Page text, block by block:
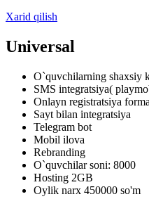
Xarid qilish
Universal
O`quvchilarning shaxsiy
SMS integratsiya(
Onlayn registratsiya
Sayt bilan integratsiya
Telegram bot
Mobil ilova
Rebranding
O`quvchilar soni: 8000
Hosting 2GB
Oylik narx 450000 so'm